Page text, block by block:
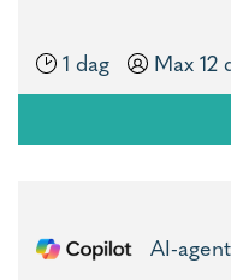
1 dag
Max 12
AI-